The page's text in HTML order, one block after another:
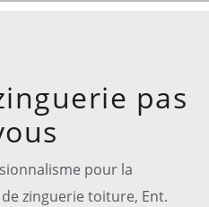
pas
pour la
zinguerie toiture, Ent.